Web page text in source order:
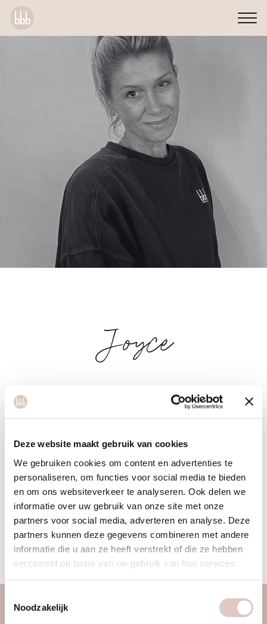
Deze website maakt gebruik van cookies
We gebruiken cookies om content en advertenties te
personaliseren, om functies voor social media te bieden
en om ons websiteverkeer te analyseren. Ook delen we
informatie over uw gebruik van onze site met onze
partners voor social media, adverteren en analyse. Deze
partners kunnen deze gegevens combineren met andere
informatie die u aan ze heeft verstrekt of die ze hebben
verzameld op basis van uw gebruik van hun services.
Noodzakelijk
Joyce
Ik ben trotse moeder van een zoon en bonusmoeder van
een dochter. Naast mijn gezin vormt sport een essentieel
voor dans en aerobics is in de loop der jaren sinds de start
van mijn carrière in 2003 uitgegroeid tot een brede en
professionele ontwikkeling binnnen alle facetten van
groepslessen. Sport is voor mij niet alleen fysiek maar ook
een manier om mensen te verbinden en sterker te maken,
zowel mentaal als lichamelijk. Met veel enthousiasme wil ik
dan ook samen met jullie deze verbinding aangaan, zodat